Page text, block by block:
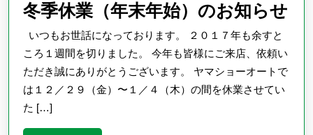
冬季休業（年末年始）のお知らせ
業
いつもお世話になっております。 ２０１７年も余すと
ころ１週間を切りました。 今年も皆様にご来店、依頼い
ただき誠にありがとうございます。 ヤマショーオートで
は１２／２９（金）〜１／４（木）の間を休業させてい
た […]